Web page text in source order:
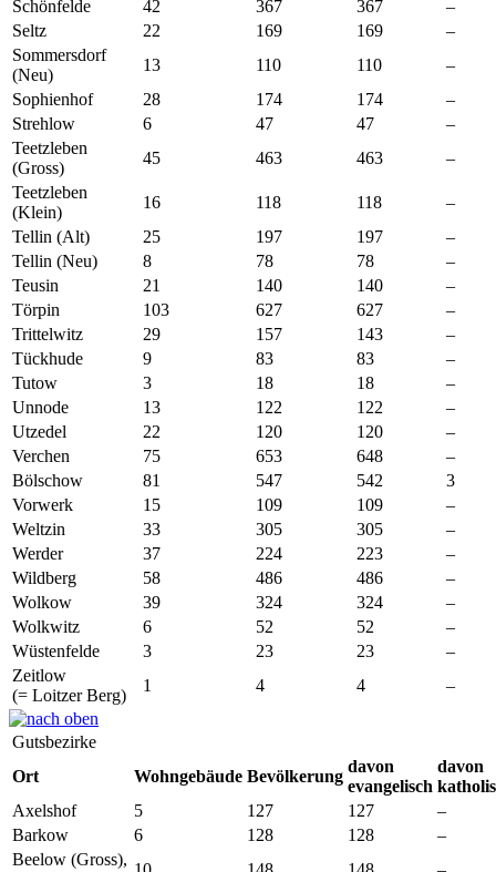
Schönfelde
42 367 367
–
Seltz
22 169 169
–
Sommersdorf
(Neu)
13 110 110
–
Sophienhof
28 174 174
–
Strehlow
6 47 47
–
Teetzleben
(Gross)
45 463 463
–
Teetzleben
(Klein)
16 118 118
–
Tellin (Alt)
25 197 197
–
Tellin (Neu)
8 78 78
–
Teusin
21 140 140
–
Törpin
103 627 627
–
Trittelwitz
29 157 143
–
Tückhude
9 83 83
–
Tutow
3 18 18
–
Unnode
13 122 122
–
Utzedel
22 120 120
–
Verchen
75 653 648
–
Bölschow
81 547 542
3
Vorwerk
15 109 109
–
Weltzin
33 305 305
–
Werder
37 224 223
–
Wildberg
58 486 486
–
Wolkow
39 324 324
–
Wolkwitz
6 52 52
–
Wüstenfelde
3 23 23
–
Zeitlow
(= Loitzer Berg)
1 4 4 –
Gutsbezirke
Ort
Wohngebäude Bevölkerung
davon
evangelisch
davon
Axelshof
5 127 127
–
Barkow
6 128 128
–
Beelow (Gross),